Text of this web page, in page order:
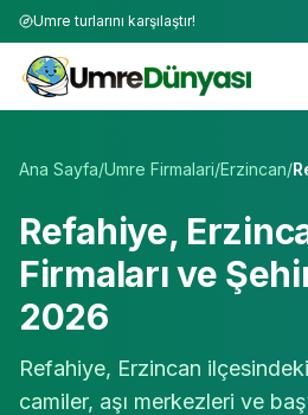
Umre turlarını karşılaştır!
Ana Sayfa/Umre Firmalari/Erzincan/
Refahiye,
Firmaları ve
2026
Refahiye, Erzincan
camiler, aşı merkezleri ve